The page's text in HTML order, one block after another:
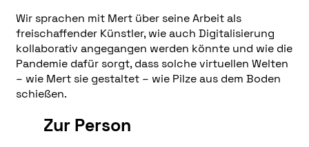
Wir sprachen mit Mert über seine Arbeit als
freischaffender Künstler, wie auch Digitalisierung
kollaborativ angegangen werden könnte und wie die
Pandemie dafür sorgt, dass solche virtuellen Welten
– wie Mert sie gestaltet – wie Pilze aus dem Boden
schießen.
Zur Person